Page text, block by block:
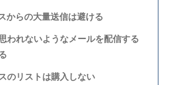
からの大量送信は避ける
われないようなメールを配信する
のリストは購入しない